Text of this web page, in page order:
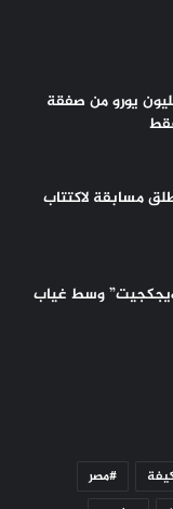
سبور يحقق 12 مليون يورو من صفقة
مسابقة لاكتتاب
وسط غياب
#مصر